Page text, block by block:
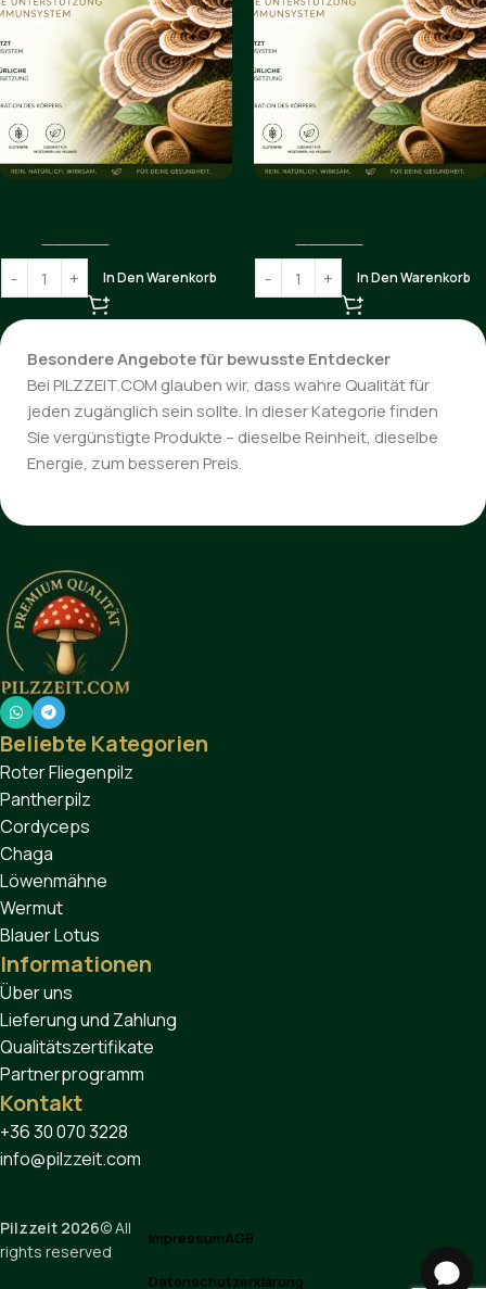
€35.00
In Den Warenkorb
€35.00
In Den Warenkorb
Besondere Angebote für bewusste Entdecker
Bei PILZZEIT.COM glauben wir, dass wahre Qualität für
jeden zugänglich sein sollte. In dieser Kategorie finden
Sie vergünstigte Produkte – dieselbe Reinheit, dieselbe
Energie, zum besseren Preis.
Beliebte Kategorien
Roter Fliegenpilz
Pantherpilz
Cordyceps
Chaga
Löwenmähne
Wermut
Blauer Lotus
Informationen
Über uns
Lieferung und Zahlung
Qualitätszertifikate
Partnerprogramm
Kontakt
+36 30 070 3228
info@pilzzeit.com
Pilzzeit 2026© All
rights reserved
ImpressumAGB
Datenschutzerklärung